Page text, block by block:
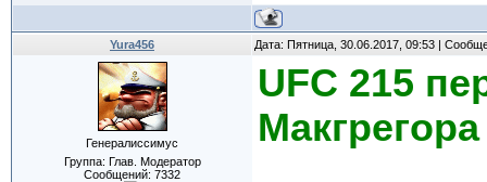
Yura456 Дата: Пятница, 30.06.2017, 09:53 |
Генералиссимус
Группа: Глав. Модератор
Сообщений: 7332
UFC 215
Макгрегора